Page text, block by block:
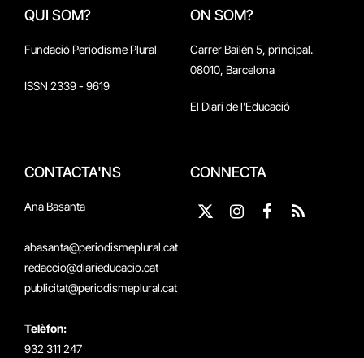
QUI SOM?
Fundació Periodisme Plural
ISSN 2339 - 9619
ON SOM?
Carrer Bailén 5, principal.
08010, Barcelona
El Diari de l'Educació
CONTACTA'NS
Ana Basanta
abasanta@periodismeplural.cat
redaccio@diarieducacio.cat
publicitat@periodismeplural.cat
Telèfon:
932 311 247
CONNECTA
X
Instagram
Facebook
RSS